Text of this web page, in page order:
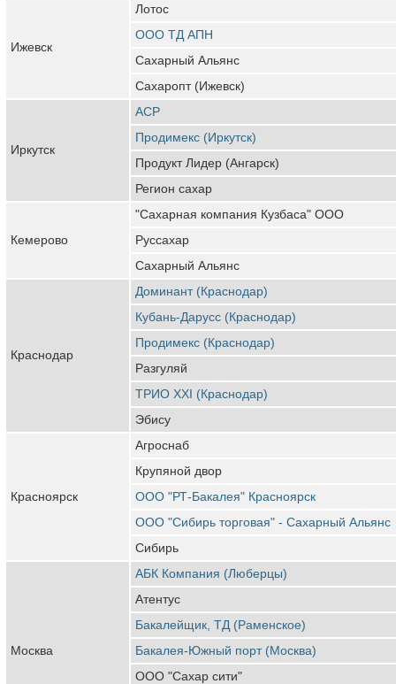
Ижевск
Лотос
ООО ТД АПН
Сахарный Альянс
Сахаропт (Ижевск)
Иркутск
АСР
Продимекс (Иркутск)
Продукт Лидер (Ангарск)
Регион сахар
Кемерово
"Сахарная компания Кузбаса" ООО
Руссахар
Сахарный Альянс
Краснодар
Доминант (Краснодар)
Кубань-Дарусс (Краснодар)
Продимекс (Краснодар)
Разгуляй
ТРИО XXI (Краснодар)
Эбису
Красноярск
Агроснаб
Крупяной двор
ООО "РТ-Бакалея" Красноярск
ООО "Сибирь торговая" - Сахарный Альянс
Сибирь
Москва
АБК Компания (Люберцы)
Атентус
Бакалейщик, ТД (Раменское)
Бакалея-Южный порт (Москва)
ООО "Сахар сити"